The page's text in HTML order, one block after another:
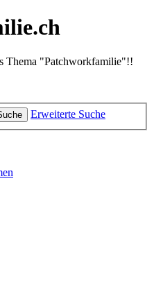
Thema "Patchworkfamilie"!!
Erweiterte Suche